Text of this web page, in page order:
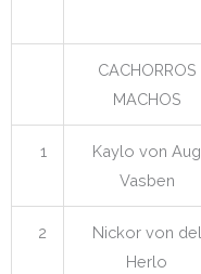
CACHORROS
MACHOS
1
Kaylo von Aug
Vasben
2
Nickor von del
Herlo